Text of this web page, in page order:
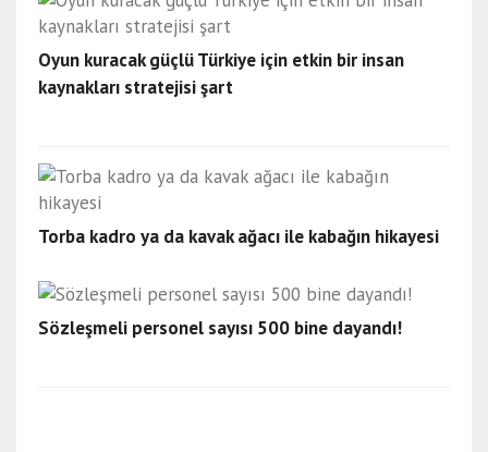
Oyun kuracak güçlü Türkiye için etkin bir insan
kaynakları stratejisi şart
Torba kadro ya da kavak ağacı ile kabağın hikayesi
Sözleşmeli personel sayısı 500 bine dayandı!